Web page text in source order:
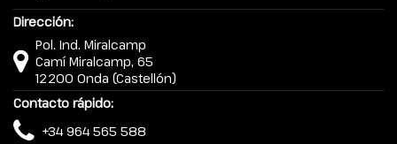
Dirección:
Pol. Ind. Miralcamp
Camí Miralcamp, 65
12200 Onda (Castellón)
Contacto rápido:
+34 964 565 588